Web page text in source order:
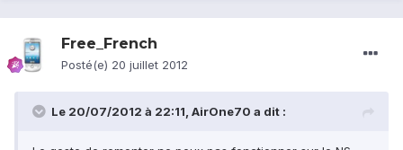
Free_French
Posté(e) 20 juillet 2012
Le 20/07/2012 à 22:11, AirOne70 a dit :